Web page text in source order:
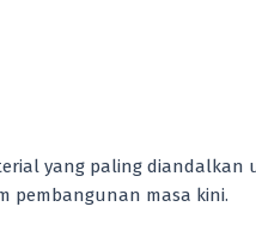
yang paling diandalkan
pembangunan masa kini.